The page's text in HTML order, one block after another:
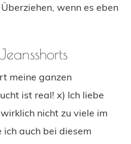
wenn es eben
meine ganzen
ist real! x) Ich liebe
nicht zu viele im
ich auch bei diesem